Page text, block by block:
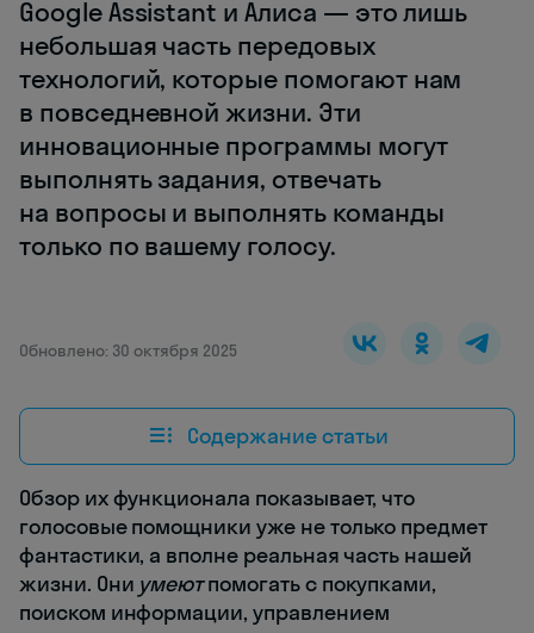
Google Assistant и Алиса — это лишь
небольшая часть передовых
технологий, которые помогают нам
в повседневной жизни. Эти
инновационные программы могут
выполнять задания, отвечать
на вопросы и выполнять команды
только по вашему голосу.
Обновлено: 30 октября 2025
Содержание статьи
Обзор их функционала показывает, что
голосовые помощники уже не только предмет
фантастики, а вполне реальная часть нашей
жизни. Они умеютпомогать с покупками,
поиском информации, управлением